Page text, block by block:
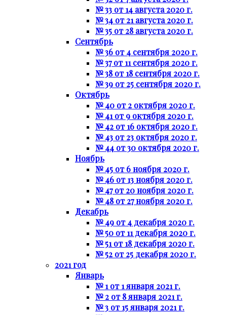
№ 33 от 14 августа 2020 г.
№ 34 от 21 августа 2020 г.
№ 35 от 28 августа 2020 г.
Сентябрь
№ 36 от 4 сентября 2020 г.
№ 37 от 11 сентября 2020 г.
№ 38 от 18 сентября 2020 г.
№ 39 от 25 сентября 2020 г.
Октябрь
№ 40 от 2 октября 2020 г.
№ 41 от 9 октября 2020 г.
№ 42 от 16 октября 2020 г.
№ 43 от 23 октября 2020 г.
№ 44 от 30 октября 2020 г.
Ноябрь
№ 45 от 6 ноября 2020 г.
№ 46 от 13 ноября 2020 г.
№ 47 от 20 ноября 2020 г.
№ 48 от 27 ноября 2020 г.
Декабрь
№ 49 от 4 декабря 2020 г.
№ 50 от 11 декабря 2020 г.
№ 51 от 18 декабря 2020 г.
№ 52 от 25 декабря 2020 г.
2021 год
Январь
№ 1 от 1 января 2021 г.
№ 2 от 8 января 2021 г.
№ 3 от 15 января 2021 г.